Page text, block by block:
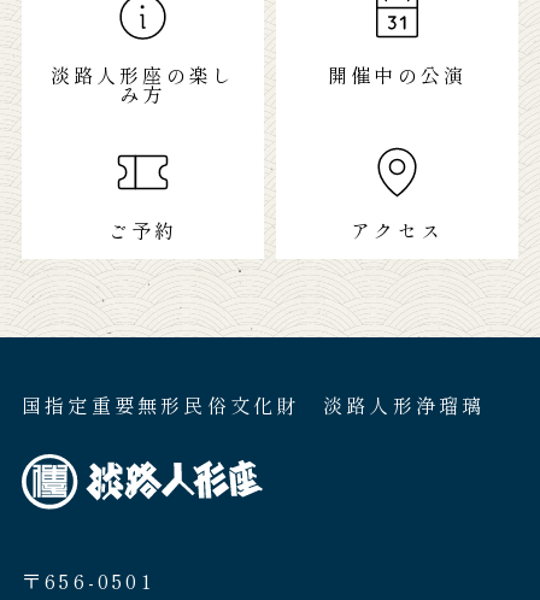
淡路人形座の楽し
み方
開催中の公演
ご予約 アクセス
国指定重要無形民俗文化財 淡路人形浄瑠璃
〒656-0501